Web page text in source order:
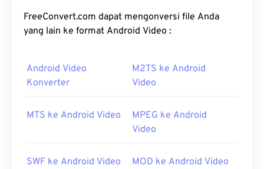
Format kontainer digital, yang disebut Advanced
Systems Format (ASF), sering kali merangkum
Bagaimana cara membuka berkas
WMV?
Kebanyakan pemutar media dapat membuka dan
membaca berkas WMV (dan ASF). Pemutar terbaik
Windows Media Player
. Microsoft mengembangkan
FreeConvert.com dapat mengonversi file Anda
yang lain ke format Android Video :
Android Video
Konverter
M2TS ke Android
Video
MTS ke Android Video
MPEG ke Android
Video
SWF ke Android Video MOD ke Android Video